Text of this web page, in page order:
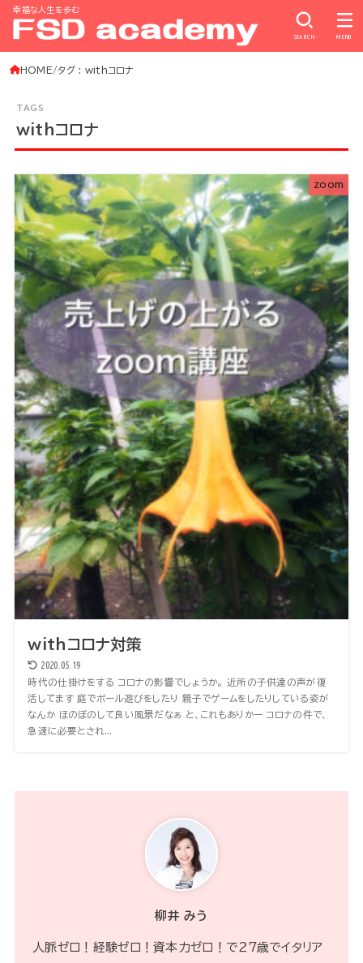
幸福な人生を歩む
SEARCH MENU
HOME タグ : withコロナ
withコロナ
zoom
withコロナ対策
2020.05.19
時代の仕掛けをする コロナの影響でしょうか。 近所の子供達の声が復
活してます 庭でボール遊びをしたり 親子でゲームをしたりしている姿が
なんか ほのぼのして良い風景だなぁ と、これもありかー コロナの件で、
急速に必要とされ...
柳井 みう
人脈ゼロ！経験ゼロ！資本力ゼロ！で２７歳でイタリア